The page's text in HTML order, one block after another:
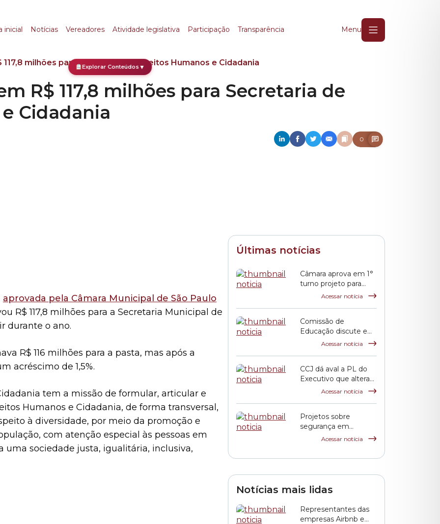
Explorar Conteúdos▼
inicial Notícias Vereadores Atividade legislativa Participação Transparência Menu
milhões para Secretaria de Direitos Humanos e Cidadania
R$ 117,8 milhões para Secretaria de
Cidadania
0
aprovada pela Câmara Municipal de São Paulo
R$ 117,8 milhões para a Secretaria Municipal de
durante o ano.
R$ 116 milhões para a pasta, mas após a
acréscimo de 1,5%.
tem a missão de formular, articular e
Humanos e Cidadania, de forma transversal,
à diversidade, por meio da promoção e
com atenção especial às pessoas em
uma sociedade justa, igualitária, inclusiva,
Últimas notícias
Câmara aprova em 1°
turno projeto para
incentivar pagamento
Acessar notícia
Comissão de
Educação discute em
audiência prestação
Acessar notícia
CCJ dá aval a PL do
Executivo que altera
índice de reajuste para
Acessar notícia
Projetos sobre
segurança em
eventos públicos e
na Comissão de
Finanças
Acessar notícia
Notícias mais lidas
Representantes das
empresas Airbnb e